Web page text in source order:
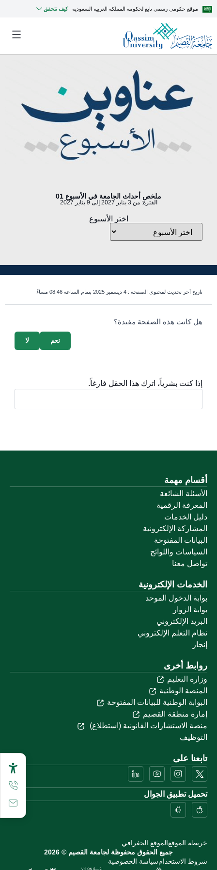
موقع حكومي رسمي تابع لحكومة المملكة العربية السعودية كيف تتحقق
ملخص أحداث الجامعة في الأسبوع 01
الفترة: من 3 يناير 2027 إلى 9 يناير 2027
اختر الأسبوع
تاريخ آخر تحديث لمحتوى الصفحة : 4 ديسمبر 2025 بتمام الساعة 08:46 مساءً
survey_v2
هل كانت هذه الصفحة مفيدة؟
لا نعم
إذا كنت بشرياً، اترك هذا الحقل فارغاً.
أقسام مهمة
الأسئلة الشائعة
المعرفة الرقمية
دليل الخدمات
المشاركة الإلكترونية
البيانات المفتوحة
السياسات واللوائح
تواصل معنا
الخدمات الإلكترونية
بوابة الدخول الموحد
بوابة الزوار
البريد الإلكتروني
نظام التعلم الإلكتروني
إنجاز
روابط أخرى
وزارة التعليم
المنصة الوطنية
البوابة الوطنية للبيانات المفتوحة
إمارة منطقة القصيم
منصة الاستشارات القانونية (استطلاع)
التوظيف
تابعنا على
تحميل تطبيق الجوال
خريطة الموقعالموقع الجغرافي
جميع الحقوق محفوظة لجامعة القصيم © 2026
شروط الاستخدامسياسة الخصوصية